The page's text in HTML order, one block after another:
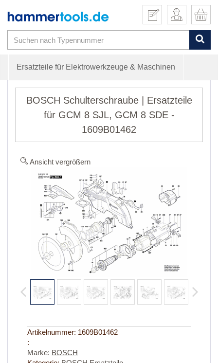
Ersatzteile für Elektrowerkzeuge & Maschinen
BOSCH Schulterschraube | Ersatzteile
für GCM 8 SJL, GCM 8 SDE -
1609B01462
Ansicht vergrößern
Artikelnummer: 1609B01462
:
Marke: BOSCH